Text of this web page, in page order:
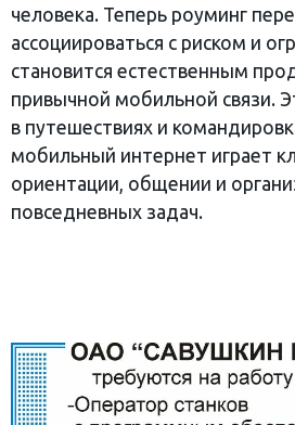
человека. Теперь роуминг
ассоциироваться с риском и
становится естественным
привычной мобильной связи.
в путешествиях и
мобильный интернет играет
ориентации, общении и
повседневных задач.